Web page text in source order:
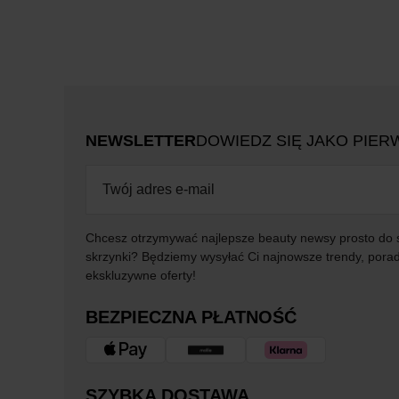
NEWSLETTERDOWIEDZ SIĘ JAKO
Chcesz otrzymywać najlepsze beauty newsy prosto do
skrzynki? Będziemy wysyłać Ci najnowsze trendy,
ekskluzywne oferty!
BEZPIECZNA PŁATNOŚĆ